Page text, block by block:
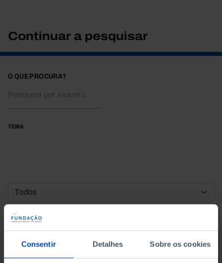
Consentir Detalhes Sobre os cookies
Continuar a pesquisar
O QUE PROCURA?
TEMA
DATA DE INÍCIO
DATA DE FIM